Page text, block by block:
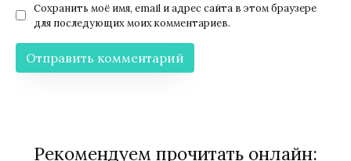
Сохранить моё имя, email и адрес сайта в этом браузере
для последующих моих комментариев.
Рекомендуем прочитать онлайн: